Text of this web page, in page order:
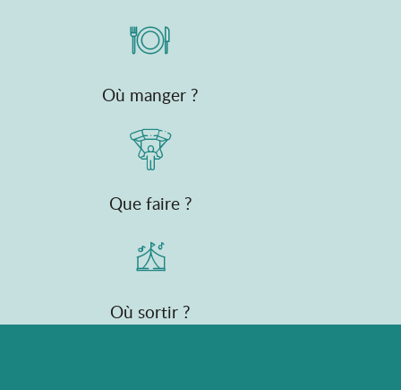
Où manger ?
Que faire ?
Où sortir ?